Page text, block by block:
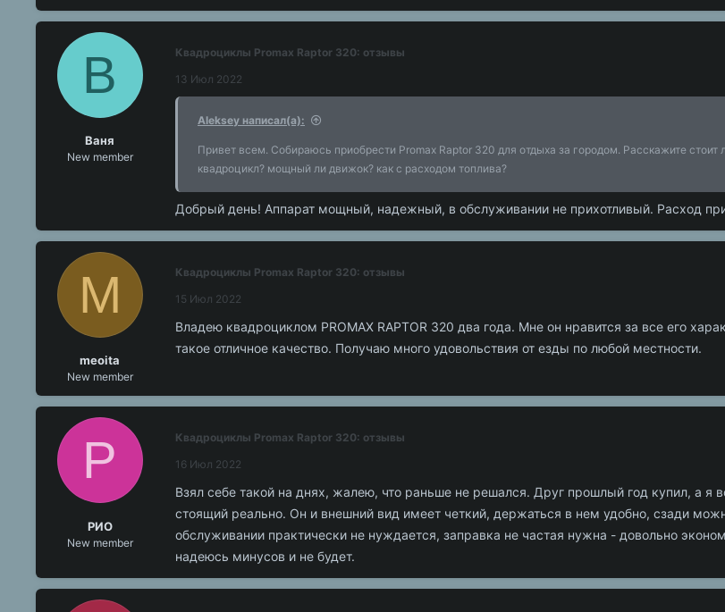
В
Ваня
New member
Квадроциклы Promax Raptor 320: отзывы
13 Июл 2022
Aleksey написал(а):
Привет всем. Собираюсь приобрести Promax Raptor 320 для отдыха за городом. Расскажите стоит
квадроцикл? мощный ли движок? как с расходом топлива?
Добрый день! Аппарат мощный, надежный, в обслуживании не прихотливый. Расход
M
meoita
New member
Квадроциклы Promax Raptor 320: отзывы
15 Июл 2022
Владею квадроциклом PROMAX RAPTOR 320 два года. Мне он нравится за все его
такое отличное качество. Получаю много удовольствия от езды по любой местности.
Р
РИО
New member
Квадроциклы Promax Raptor 320: отзывы
16 Июл 2022
Взял себе такой на днях, жалею, что раньше не решался. Друг прошлый год купил, а я
стоящий реально. Он и внешний вид имеет четкий, держаться в нем удобно, сзади
обслуживании практически не нуждается, заправка не частая нужна - довольно
надеюсь минусов и не будет.